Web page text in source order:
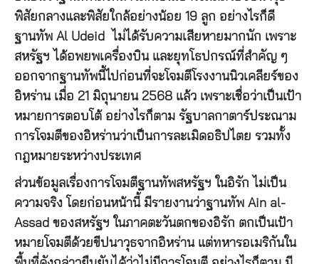
พิสัยกลางและพิสัยใกล้อย่างน้อย 19 ลูก อย่างไรก็ดี
ฐานทัพ Al Udeid ไม่ได้รับความเสียหายมากนัก เพราะ
สหรัฐฯ ได้อพยพเครื่องบิน และยุทโธปกรณ์ที่สำคัญ ๆ
ออกจากฐานทัพนี้ไปก่อนที่จะโจมตีโรงงานนิวเคลียร์ของ
อิหร่าน เมื่อ 21 มิถุนายน 2568 แล้ว เพราะเชื่อว่าเป็นเป้า
หมายการตอบโต้ อย่างไรก็ตาม รัฐบาลกาตาร์ประณาม
การโจมตีของอิหร่านว่าเป็นการละเมิดอธิปไตย รวมทั้ง
กฎหมายระหว่างประเทศ
ส่วนข้อมูลเรื่องการโจมตีฐานทัพสหรัฐฯ ในอิรัก ไม่เป็น
ความจริง โดยก่อนหน้านี้ มีรายงานว่าฐานทัพ Ain al-
Assad ของสหรัฐฯ ในภาคตะวันตกของอิรัก ตกเป็นเป้า
หมายโจมตีด้วยขีปนาวุธจากอิหร่าน แต่ทหารอเมริกันใน